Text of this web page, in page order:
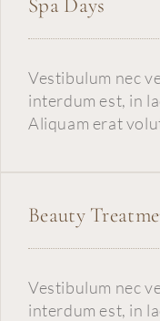
Spa Days
Vestibulum nec
interdum est, in
Aliquam erat
Beauty
Vestibulum nec
interdum est, in